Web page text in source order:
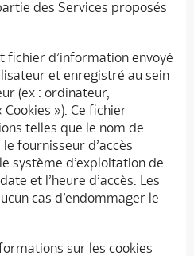
des Services proposés
fichier d’information envoyé
et enregistré au sein
(ex : ordinateur,
»). Ce fichier
telles que le nom de
fournisseur d’accès
système d’exploitation de
et l’heure d’accès. Les
cas d’endommager le
sur les cookies